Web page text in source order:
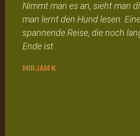
Nimmt man es an, sieht man
man lernt den Hund lesen.
spannende Reise, die noch
Ende ist.
MIRJAM K.